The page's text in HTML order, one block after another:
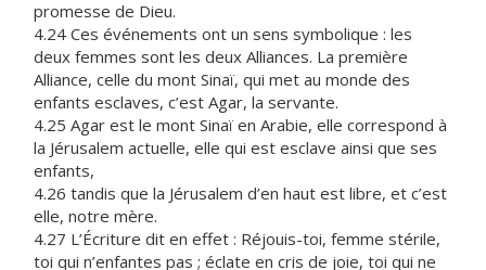
promesse de Dieu.
4.24 Ces événements ont un sens symbolique : les
deux femmes sont les deux Alliances. La première
Alliance, celle du mont Sinaï, qui met au monde des
enfants esclaves, c’est Agar, la servante.
4.25 Agar est le mont Sinaï en Arabie, elle correspond à
la Jérusalem actuelle, elle qui est esclave ainsi que ses
enfants,
4.26 tandis que la Jérusalem d’en haut est libre, et c’est
elle, notre mère.
4.27 L’Écriture dit en effet : Réjouis-toi, femme stérile,
toi qui n’enfantes pas ; éclate en cris de joie, toi qui ne